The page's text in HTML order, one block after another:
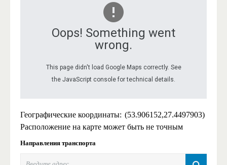
Oops! Something went
wrong.
This page didn't load Google Maps correctly. See
the JavaScript console for technical details.
Географические координаты: (53.906152,27.4497903)
Расположение на карте может быть не точным
Направления транспорта